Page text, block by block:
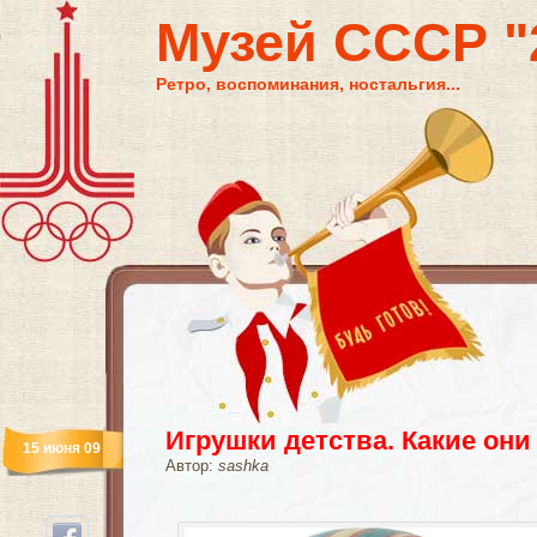
Музей СССР
Ретро, воспоминания, ностальгия...
Игрушки детства. Какие
Автор: sashka
15 июня 09